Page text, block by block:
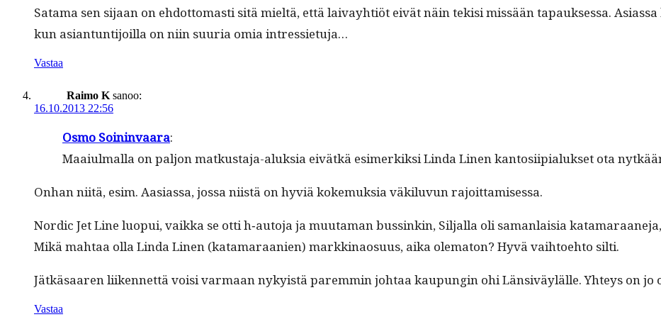
Sata­ma sen sijaan on ehdot­tomasti sitä mieltä, että laivay­htiöt eivät näin tek­isi mis­sään tapauk­ses­sa.
kun asiantun­ti­joil­la on niin suuria omia intressietuja…
Vastaa
Raimo K sanoo:
16.10.2013 22:56
Osmo Soin­in­vaara:
Maaiul­mal­la on paljon matkus­ta­ja-aluk­sia eivätkä esimerkik­si Lin­da Linen kan­tosi­ip­i­aluk­set ota
Onhan niitä, esim. Aasi­as­sa, jos­sa niistä on hyviä koke­muk­sia väk­ilu­vun rajoittamisessa.
Nordic Jet Line luopui, vaik­ka se otti h‑autoja ja muu­ta­man bussinkin, Sil­jal­la oli saman­laisia
Mikä mah­taa olla Lin­da Linen (kata­ma­raanien) markki­nao­su­us, aika olema­ton? Hyvä vai­h­toe­hto silti.
Jätkäsaaren liiken­net­tä voisi var­maan nyky­istä parem­min johtaa kaupun­gin ohi Län­siväylälle. Yhteys on jo
Vastaa